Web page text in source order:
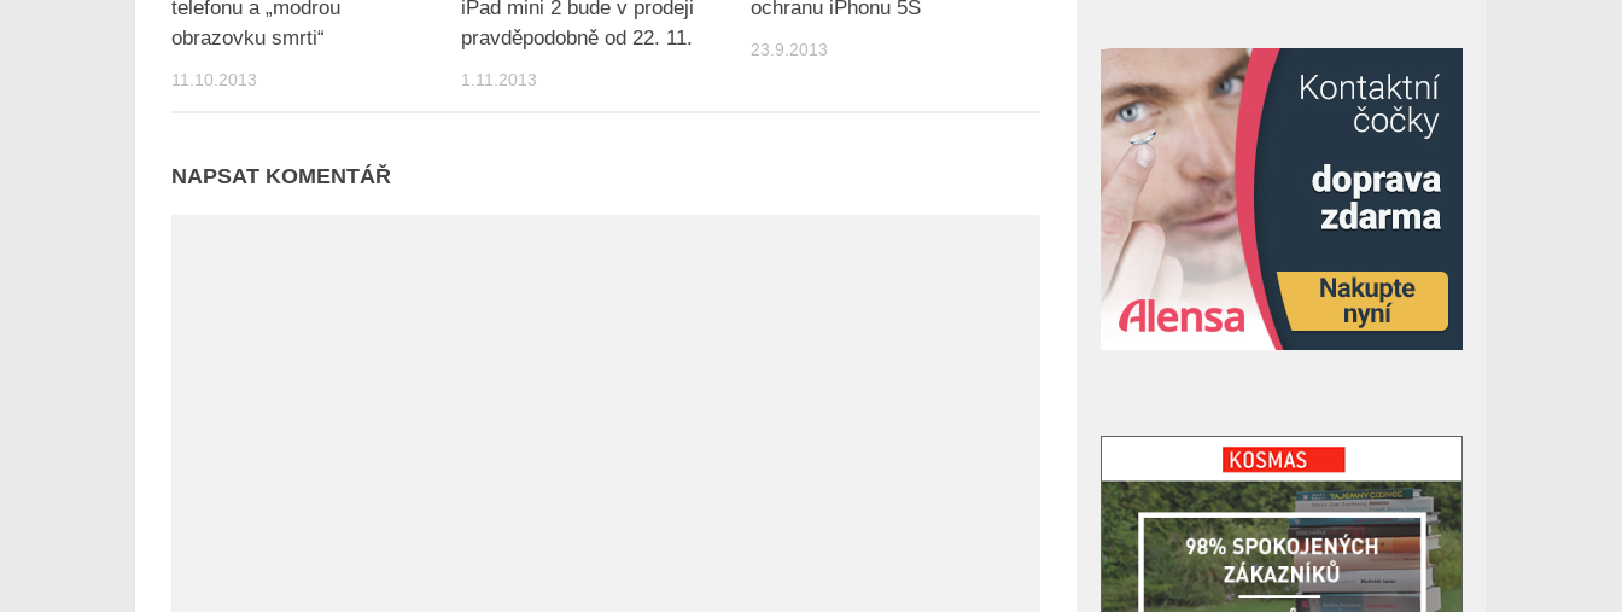
telefonu a „modrou
obrazovku smrti“
11.10.2013
iPad mini 2 bude v prodeji
pravděpodobně od 22. 11.
1.11.2013
ochranu iPhonu 5S
23.9.2013
NAPSAT KOMENTÁŘ